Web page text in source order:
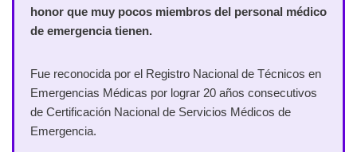
honor que muy pocos miembros del personal médico
de emergencia tienen.
Fue reconocida por el Registro Nacional de Técnicos en
Emergencias Médicas por lograr 20 años consecutivos
de Certificación Nacional de Servicios Médicos de
Emergencia.